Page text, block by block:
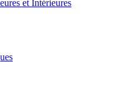
et Intérieures